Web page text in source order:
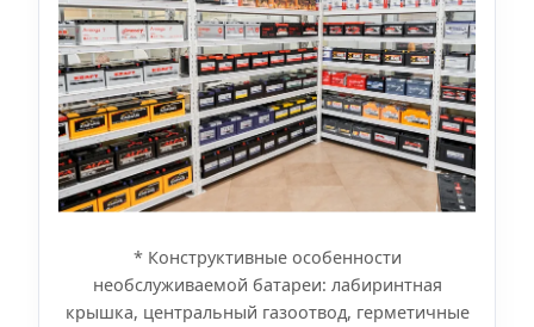
* Конструктивные особенности
необслуживаемой батареи: лабиринтная
крышка, центральный газоотвод, герметичные